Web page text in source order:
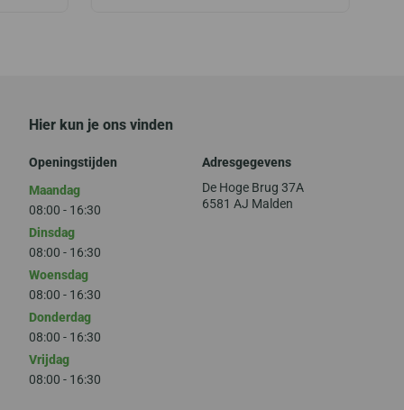
Hier kun je ons vinden
Openingstijden
Maandag
08:00 - 16:30
Dinsdag
08:00 - 16:30
Woensdag
08:00 - 16:30
Donderdag
08:00 - 16:30
Vrijdag
08:00 - 16:30
Adresgegevens
De Hoge Brug 37A
6581 AJ Malden